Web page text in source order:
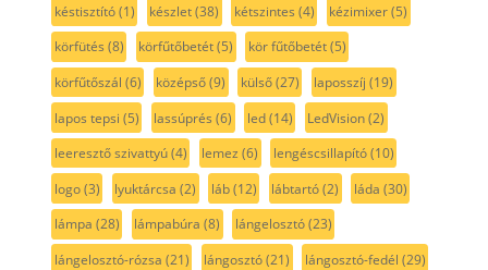
késtisztító(1) készlet(38) kétszintes (4) kézimixer(5)
körfütés (8) körfűtőbetét(5) kör fűtőbetét(5)
körfűtőszál (6) középső(9) külső(27) laposszíj (19)
lapos tepsi (5) lassúprés (6) led(14) LedVision(2)
leeresztő szivattyú(4) lemez (6) lengéscsillapító(10)
logo(3) lyuktárcsa (2) láb(12) lábtartó(2) láda (30)
lámpa (28) lámpabúra (8) lángelosztó(23)
lángelosztó-rózsa (21) lángosztó(21) lángosztó-fedél (29)